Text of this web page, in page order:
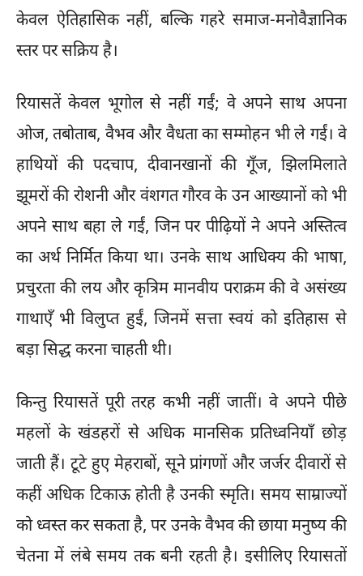
केवल ऐतिहासिक नहीं, बल्कि गहरे समाज-मनोवैज्ञानिक
स्तर पर सक्रिय है।
रियासतें केवल भूगोल से नहीं गईं; वे अपने साथ अपना
ओज, तबोताब, वैभव और वैधता का सम्मोहन भी ले गईं। वे
हाथियों की पदचाप, दीवानखानों की गूँज, झिलमिलाते
झूमरों की रोशनी और वंशगत गौरव के उन आख्यानों को भी
अपने साथ बहा ले गईं, जिन पर पीढ़ियों ने अपने अस्तित्व
का अर्थ निर्मित किया था। उनके साथ आधिक्य की भाषा,
प्रचुरता की लय और कृत्रिम मानवीय पराक्रम की वे असंख्य
गाथाएँ भी विलुप्त हुईं, जिनमें सत्ता स्वयं को इतिहास से
बड़ा सिद्ध करना चाहती थी।
किन्तु रियासतें पूरी तरह कभी नहीं जातीं। वे अपने पीछे
महलों के खंडहरों से अधिक मानसिक प्रतिध्वनियाँ छोड़
जाती हैं। टूटे हुए मेहराबों, सूने प्रांगणों और जर्जर दीवारों से
कहीं अधिक टिकाऊ होती है उनकी स्मृति। समय साम्राज्यों
को ध्वस्त कर सकता है, पर उनके वैभव की छाया मनुष्य की
चेतना में लंबे समय तक बनी रहती है। इसीलिए रियासतों